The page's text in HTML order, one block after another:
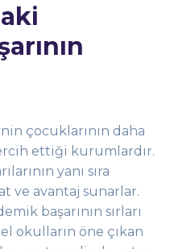
çocuklarının daha
ettiği kurumlardır.
yanı sıra
ve avantaj sunarlar.
başarının sırları
okulların öne çıkan